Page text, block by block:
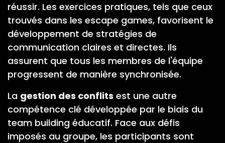
réussir. Les exercices pratiques, tels que ceux
trouvés dans les escape games, favorisent le
développement de stratégies de
communication claires et directes. Ils
assurent que tous les membres de l'équipe
progressent de manière synchronisée.
La gestion des conflits est une autre
compétence clé développée par le biais du
team building éducatif. Face aux défis
imposés au groupe, les participants sont